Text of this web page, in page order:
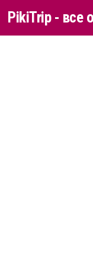
Перейти к
PikiTrip - все